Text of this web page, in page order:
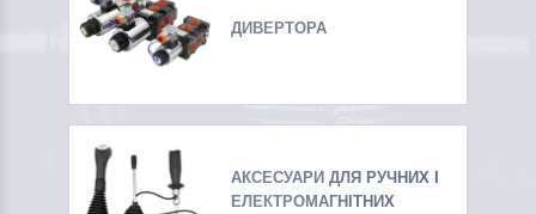
ДИВЕРТОРА
АКСЕСУАРИ ДЛЯ РУЧНИХ І
ЕЛЕКТРОМАГНІТНИХ